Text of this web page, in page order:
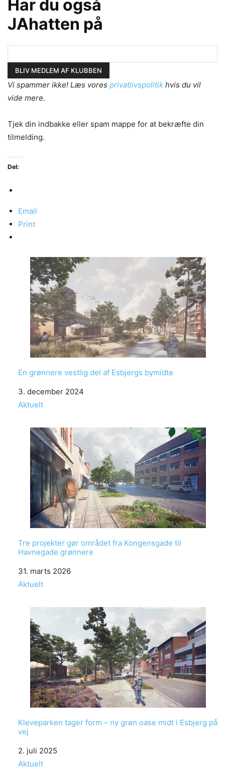
Har du også
JAhatten på
Vi spammer ikke! Læs vores privatlivspolitik hvis du vil
vide mere.
Tjek din indbakke eller spam mappe for at bekræfte din
tilmelding.
Del:
Email
Print
En grønnere vestlig del af Esbjergs bymidte
Date
3. december 2024
In relation to
Aktuelt
Tre projekter gør området fra Kongensgade til
Havnegade grønnere
Date
31. marts 2026
In relation to
Aktuelt
Kleveparken tager form – ny grøn oase midt i Esbjerg på
vej
Date
2. juli 2025
In relation to
Aktuelt